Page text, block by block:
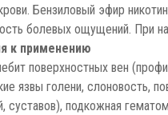
Бензиловый эфир
болевых ощущений. При
к применению
поверхностных вен
язвы голени, слоновость,
суставов), подкожная